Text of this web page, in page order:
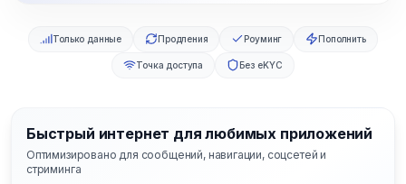
Только данные Продления Роуминг Пополнить
Точка доступа Без eKYC
Быстрый интернет для любимых приложений
Оптимизировано для сообщений, навигации, соцсетей и
стриминга